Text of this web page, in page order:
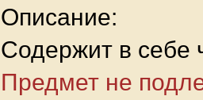
Описание:
Содержит в себе
Предмет не